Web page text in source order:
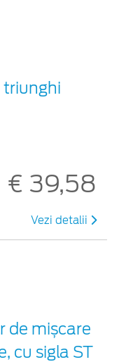
triunghi
€ 39,58
Vezi detalii
de mișcare
cu sigla ST